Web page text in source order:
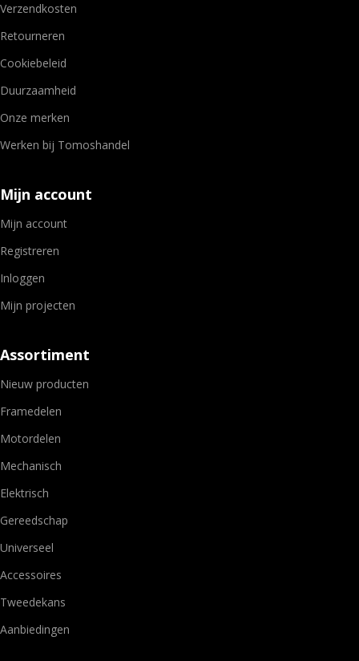
Verzendkosten
Retourneren
Cookiebeleid
Duurzaamheid
Onze merken
Werken bij Tomoshandel
Mijn account
Mijn account
Registreren
Inloggen
Mijn projecten
Assortiment
Nieuw producten
Framedelen
Motordelen
Mechanisch
Elektrisch
Gereedschap
Universeel
Accessoires
Tweedekans
Aanbiedingen